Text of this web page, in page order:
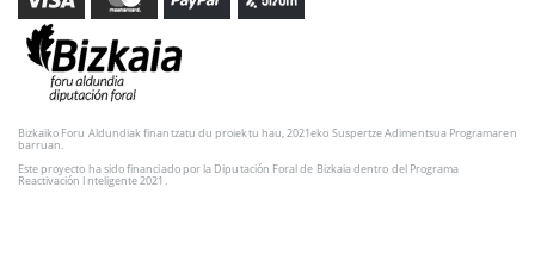
Bizkaiko Foru Aldundiak finantzatu du proiektu hau, 2021eko Suspertze Adimentsua Programaren
barruan.
Este proyecto ha sido financiado por la Diputación Foral de Bizkaia dentro del Programa
Reactivación Inteligente 2021.